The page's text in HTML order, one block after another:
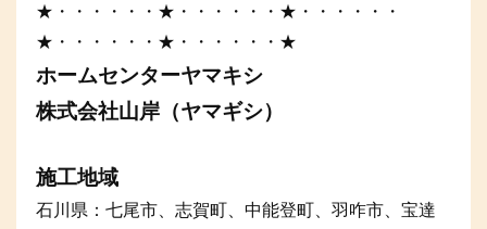
★・・・・・・★・・・・・・★・・・・・・
★・・・・・・★・・・・・・★
ホームセンターヤマキシ
株式会社山岸（ヤマギシ）
施工地域
石川県：七尾市、志賀町、中能登町、羽咋市、宝達